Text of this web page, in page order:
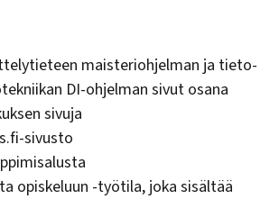
maisteriohjelman ja tieto-
DI-ohjelman sivut osana
sivuja
sivusto
opiskeluun -työtila, joka sisältää